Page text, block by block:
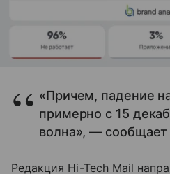
«Причем, падение
примерно с 15
волна», — сообщает
Редакция Hi-Tech Mail